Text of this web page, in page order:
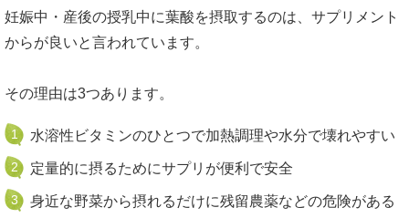
妊娠中・産後の授乳中に葉酸を摂取するのは、サプリメント
からが良いと言われています。
その理由は3つあります。
水溶性ビタミンのひとつで加熱調理や水分で壊れやすい
定量的に摂るためにサプリが便利で安全
身近な野菜から摂れるだけに残留農薬などの危険がある